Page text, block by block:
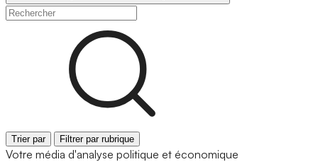
Trier par Filtrer par rubrique
Votre média d'analyse politique et économique